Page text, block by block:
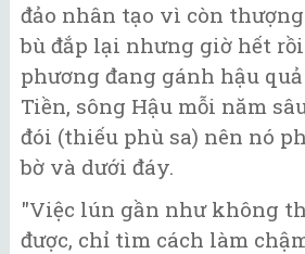
đảo nhân tạo vì còn
bù đắp lại nhưng giờ hết
phương đang gánh hậu
Tiền, sông Hậu mỗi năm
đói (thiếu phù sa) nên nó
bờ và dưới đáy.
"Việc lún gần như không
được, chỉ tìm cách làm